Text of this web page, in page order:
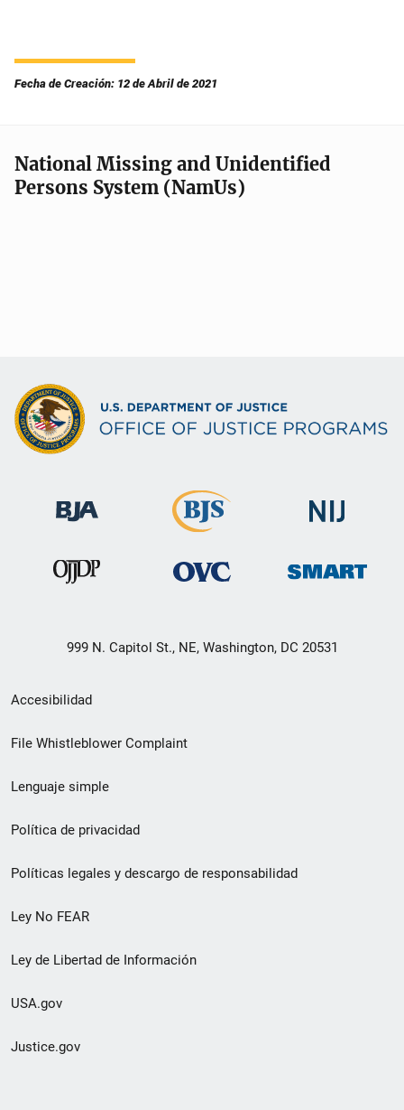
Fecha de Creación: 12 de Abril de 2021
National Missing and Unidentified
Persons System (NamUs)
999 N. Capitol St., NE, Washington, DC 20531
Menú
de
de
pie
de
página
Accesibilidad
File Whistleblower Complaint
Lenguaje simple
Política de privacidad
Políticas legales y descargo de responsabilidad
Ley No FEAR
Ley de Libertad de Información
USA.gov
Justice.gov